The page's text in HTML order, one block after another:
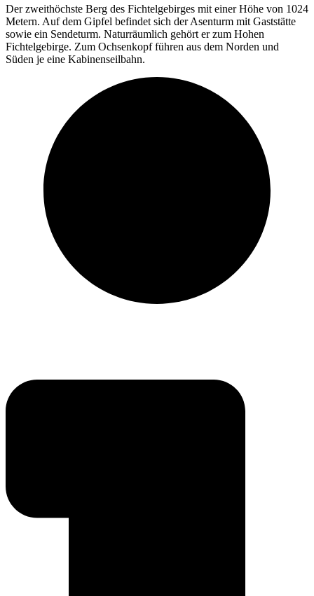
Der zweithöchste Berg des Fichtelgebirges mit einer Höhe von 1024
Metern. Auf dem Gipfel befindet sich der Asenturm mit Gaststätte
sowie ein Sendeturm. Naturräumlich gehört er zum Hohen
Fichtelgebirge. Zum Ochsenkopf führen aus dem Norden und
Süden je eine Kabinenseilbahn.